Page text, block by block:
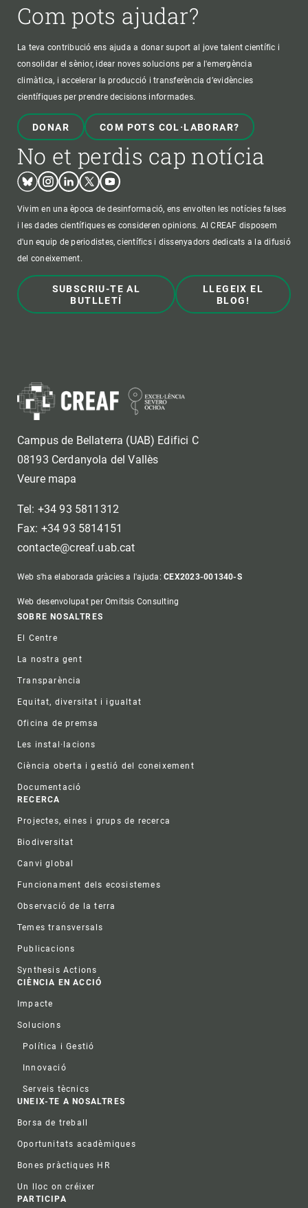
Com pots ajudar?
La teva contribució ens ajuda a donar suport al jove talent científic i
consolidar el sènior, idear noves solucions per a l'emergència
climàtica, i accelerar la producció i transferència d’evidències
científiques per prendre decisions informades.
DONAR COM POTS COL·LABORAR?
No et perdis cap notícia
BlueskyInstagram
LinkedinTwitterYoutube
Vivim en una època de desinformació, ens envolten les notícies falses
i les dades científiques es consideren opinions. Al CREAF disposem
d'un equip de periodistes, científics i dissenyadors dedicats a la difusió
del coneixement.
SUBSCRIU-TE AL
BUTLLETÍ
LLEGEIX EL
BLOG!
Campus de Bellaterra (UAB) Edifici C
08193 Cerdanyola del Vallès
Veure mapa
Tel: +34 93 5811312
Fax: +34 93 5814151
contacte@creaf.uab.cat
Web s'ha elaborada gràcies a l'ajuda:CEX2023-001340-S
Web desenvolupat per Omitsis Consulting
Footer
SOBRE NOSALTRES
El Centre
La nostra gent
Transparència
Equitat, diversitat i igualtat
Oficina de premsa
Les instal·lacions
Ciència oberta i gestió del coneixement
Documentació
RECERCA
Projectes, eines i grups de recerca
Biodiversitat
Canvi global
Funcionament dels ecosistemes
Observació de la terra
Temes transversals
Publicacions
Synthesis Actions
CIÈNCIA EN ACCIÓ
Impacte
Solucions
Política i Gestió
Innovació
Serveis tècnics
UNEIX-TE A NOSALTRES
Borsa de treball
Oportunitats acadèmiques
Bones pràctiques HR
Un lloc on créixer
PARTICIPA